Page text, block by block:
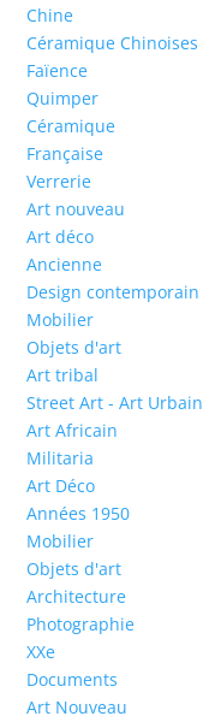
Chine
Céramique Chinoises
Faïence
Quimper
Céramique
Française
Verrerie
Art nouveau
Art déco
Ancienne
Design contemporain
Mobilier
Objets d'art
Art tribal
Street Art - Art Urbain
Art Africain
Militaria
Art Déco
Années 1950
Mobilier
Objets d'art
Architecture
Photographie
XXe
Documents
Art Nouveau